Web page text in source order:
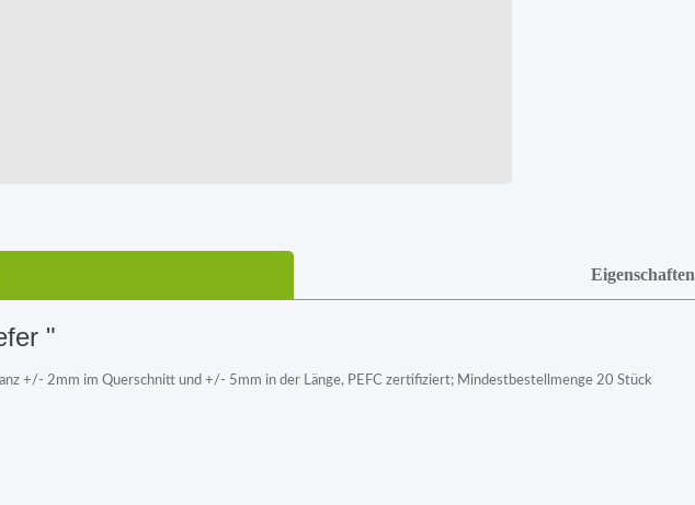
Eigenschaften
"
+/- 2mm im Querschnitt und +/- 5mm in der Länge, PEFC zertifiziert; Mindestbestellmenge 20 Stück